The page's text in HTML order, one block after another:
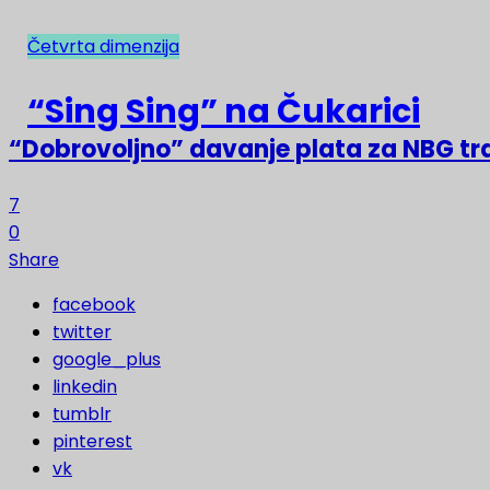
NAJNOVIJE
“Dobrovoljno” davanje plata za NBG
7
0
Share
facebook
twitter
google_plus
linkedin
tumblr
pinterest
vk
Četvrta dimenzija
“Sing Sing” na Čukarici